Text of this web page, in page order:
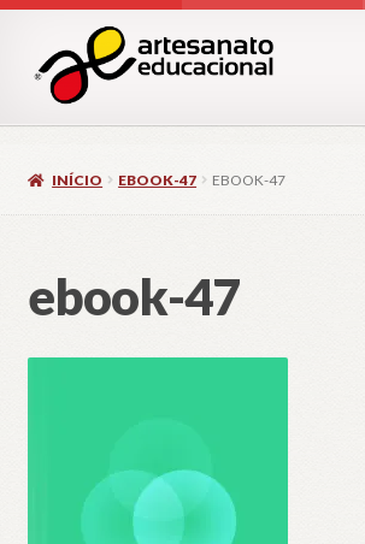
para
navegação
para
conteúdo
INÍCIO EBOOK-47 EBOOK-47
ebook-47